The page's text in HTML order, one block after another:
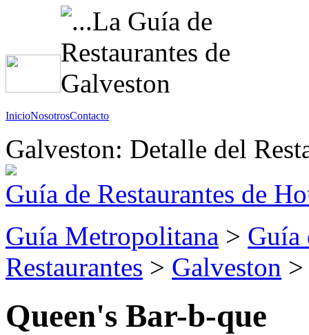
InicioNosotrosContacto
Galveston: Detalle del
Guía de Restaurantes de
Guía Metropolitana > Guía
Restaurantes > Galveston
Queen's Bar-b-que